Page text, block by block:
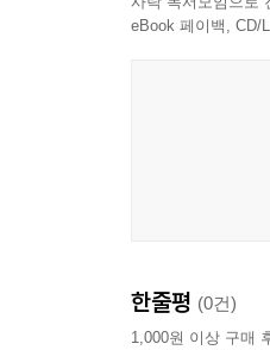
eBook 페이백, CD/
한줄평 (0건)
1,000원 이상 구매